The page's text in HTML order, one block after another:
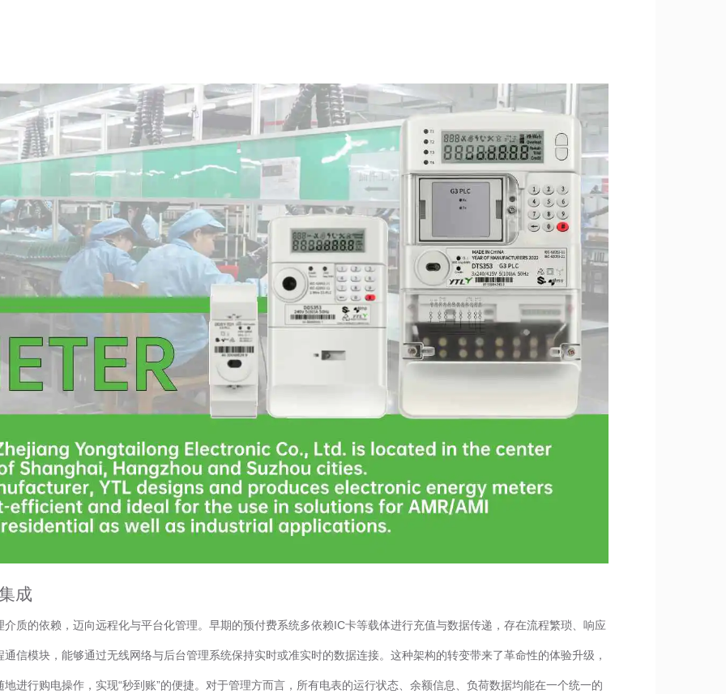
成
质的依赖，迈向远程化与平台化管理。早期的预付费系统多依赖IC卡等载体进行充值与数据传递，存在流程繁琐、响应
信模块，能够通过无线网络与后台管理系统保持实时或准实时的数据连接。这种架构的转变带来了革命性的体验升级，
进行购电操作，实现“秒到账”的便捷。对于管理方而言，所有电表的运行状态、余额信息、负荷数据均能在一个统一的